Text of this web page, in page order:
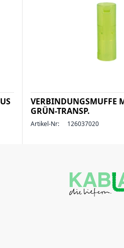
VERBINDUNGSMUFFE
GRÜN-TRANSP.
Artikel-Nr: 126037020